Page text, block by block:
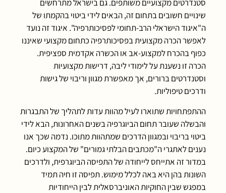
סטנדרטים מקצועיים משותפים. גם בישראל מתרחשים
שינויים חשובים בתחום זה, הבאים לידי ביטוי בהקמתו של
ה"איגוד הישראלי הרב-תחומי לפסיכותרפיה". איגוד זה נועד
לאפשר הכרה מקצועית בפסיכותרפיה כתחום מקצועי שאיננו
כפוף בהכרח למקצוע-אב או הכשרה אקדמית ספציפית.
הכרה זו נשענת על לימודי ליבה, דרישות מקצועיות
וסטנדרטים ברורים, אך מאפשרת מגוון וריבוי של גישות
ודרכים טיפוליות.
ההתפתחויות שתוארו לעיל מהוות עדות לתהליך של התבגרות
והבשלה שעובר תחום הביוגרפיה בשנים האחרונות, הבא לידי
ביטוי בריבוי ובמגוון הדרכים שמתהוות מתוכו. נדמה שכך אנו
נענים לאתגרי ה"מכתבים הבלתי גמורים" של המקצוע כיום.
במדור זה אתייחס לייחודה של התפיסה הביוגרפית, ולדרכים
השונות בהן היא באה לכלל מימוש. תפיסה זו חיה תמיד
במפגש שבין החוקיות האוניברסאלית לבין הייחודיות